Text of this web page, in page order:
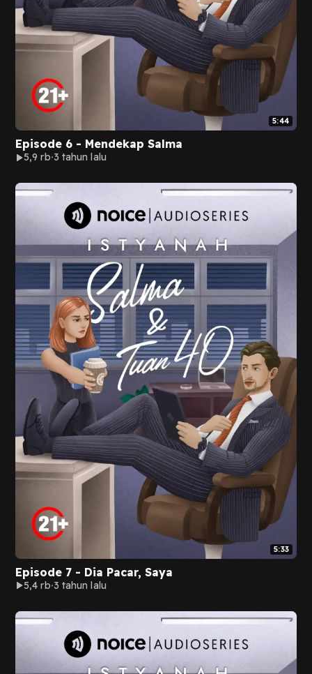
5:44
Episode 6 - Mendekap Salma
5,9 rb 3 tahun lalu
5:33
Episode 7 - Dia Pacar, Saya
5,4 rb 3 tahun lalu